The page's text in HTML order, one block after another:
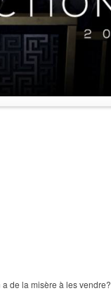
a de la misère à les vendre?